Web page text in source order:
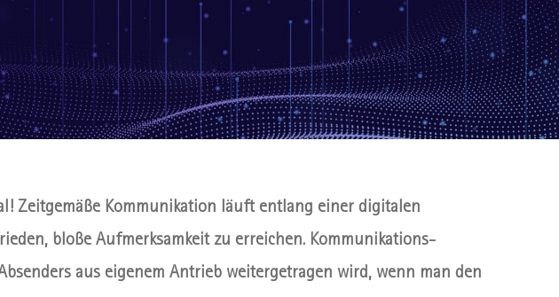
Zeitgemäße Kommunikation läuft entlang einer digitalen
bloße Aufmerksamkeit zu erreichen. Kommunikations-
aus eigenem Antrieb weitergetragen wird, wenn man den